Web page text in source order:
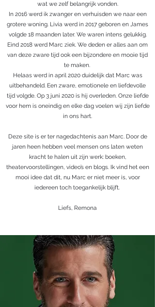
wat we zelf belangrijk vonden.
In 2016 werd ik zwanger en verhuisden we naar een
grotere woning. Livia werd in 2017 geboren en James
volgde 18 maanden later. We waren intens gelukkig.
Eind 2018 werd Marc ziek. We deden er alles aan om
van deze zware tijd ook een bijzondere en mooie tijd
te maken.
Helaas werd in april 2020 duidelijk dat Marc was
uitbehandeld. Een zware, emotionele en liefdevolle
tijd volgde. Op 3 juni 2020 is hij overleden. Onze liefde
voor hem is oneindig en elke dag voelen wij zijn liefde
in ons hart.
Deze site is er ter nagedachtenis aan Marc. Door de
jaren heen hebben veel mensen ons laten weten
kracht te halen uit zijn werk: boeken,
theatervoorstellingen, video’s en blogs. Ik vind het een
mooi idee dat dit, nu Marc er niet meer is, voor
iedereen toch toegankelijk blijft.
Liefs, Remona